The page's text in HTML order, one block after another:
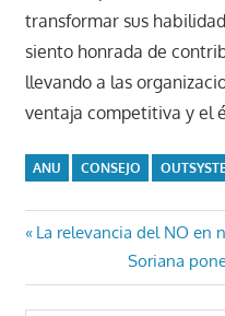
transformar sus
siento honrada de
llevando a las
ventaja competitiva y el
ANU CONSEJO
Navegación
de
Entrada
La relevancia del NO en
Entrada
siguiente:
Soriana